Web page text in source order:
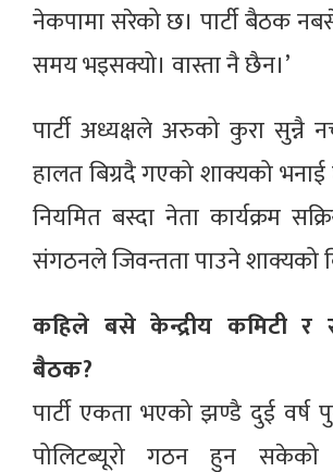
नेकपामा सरेको छ। पार्टी बैठक
समय भइसक्यो। वास्ता नै छैन।’
पार्टी अध्यक्षले अरुको कुरा सुन्नै
हालत बिग्रदै गएको शाक्यको भनाई
नियमित बस्दा नेता कार्यक्रम
संगठनले जिवन्तता पाउने शाक्यको
कहिले बसे केन्द्रीय कमिटी र
बैठक?
पार्टी एकता भएको झण्डै दुई
पोलिटब्यूरो गठन हुन